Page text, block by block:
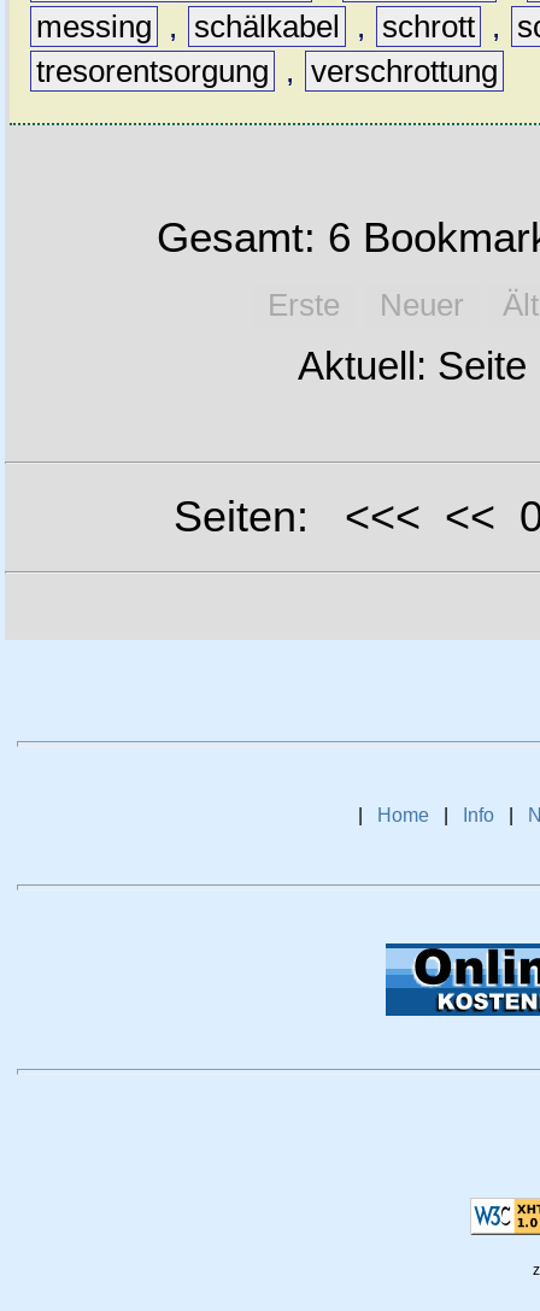
messing
, schälkabel , schrott ,
tresorentsorgung
, verschrottung
Gesamt: 6
Erste Neuer
Aktuell: Seite
Seiten: <<< <<
Home Info